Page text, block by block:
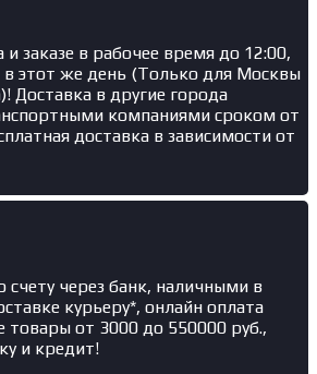
заказе в рабочее время до 12:00,
в этот же день (Только для Москвы
Доставка в другие города
компаниями сроком от
доставка в зависимости от
через банк, наличными в
курьеру*, онлайн оплата
товары от 3000 до 550000 руб.,
и кредит!